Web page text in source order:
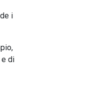
i
di